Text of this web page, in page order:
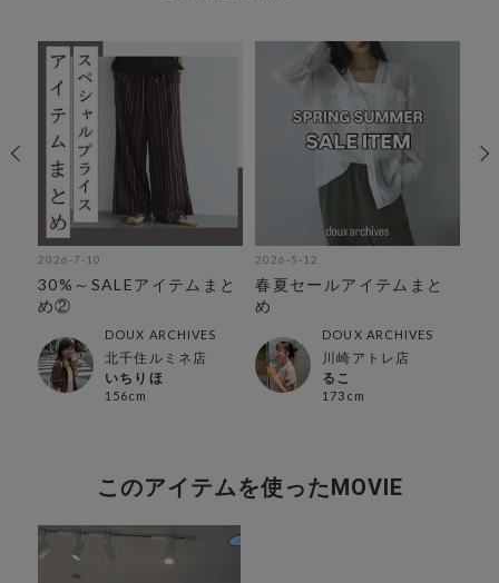
2026-7-10
30%～SALEアイテムまと
め②
DOUX ARCHIVES
北千住ルミネ店
いちりほ
156cm
2026-5-12
春夏セールアイテムまと
め
DOUX ARCHIVES
川崎アトレ店
るこ
173cm
このアイテムを使ったMOVIE